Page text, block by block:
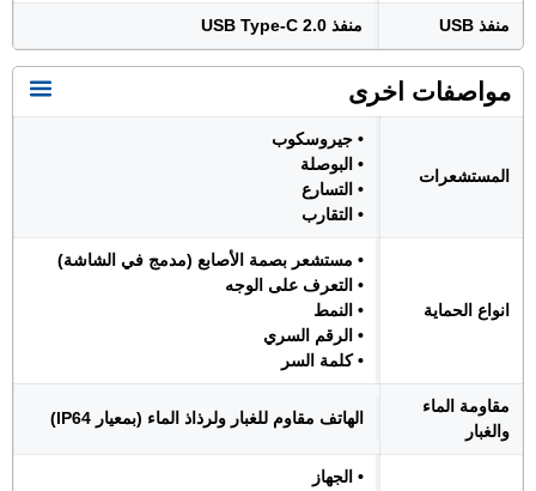
منفذ USB منفذ USB Type-C 2.0
مواصفات اخرى
المستشعرات
• جيروسكوب
• البوصلة
• التسارع
• التقارب
انواع الحماية
• مستشعر بصمة الأصابع (مدمج في الشاشة)
• التعرف على الوجه
• النمط
• الرقم السري
• كلمة السر
مقاومة الماء
والغبار
الهاتف مقاوم للغبار ولرذاذ الماء (بمعيار IP64)
• الجهاز